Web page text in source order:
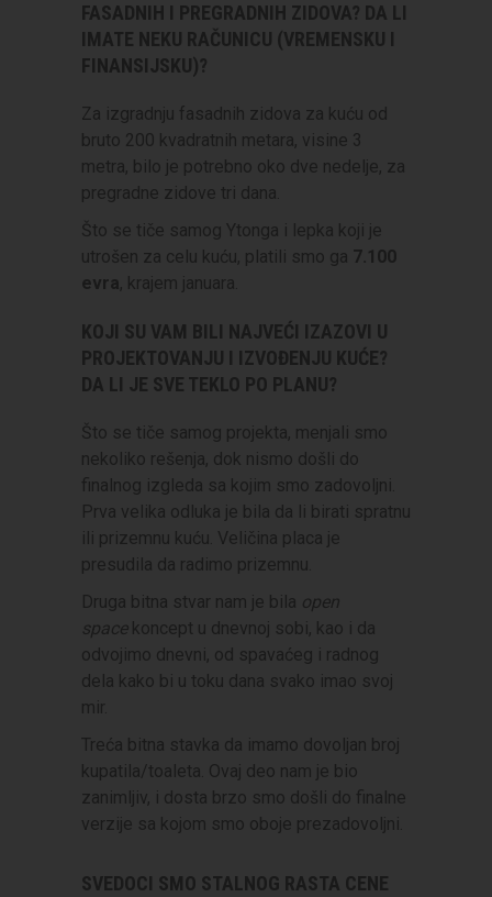
FASADNIH I PREGRADNIH ZIDOVA? DA LI
IMATE NEKU RAČUNICU (VREMENSKU I
FINANSIJSKU)?
Za izgradnju fasadnih zidova za kuću od
bruto 200 kvadratnih metara, visine 3
metra, bilo je potrebno oko dve nedelje, za
pregradne zidove tri dana.
Što se tiče samog Ytonga i lepka koji je
utrošen za celu kuću, platili smo ga 7.100
evra, krajem januara.
KOJI SU VAM BILI NAJVEĆI IZAZOVI U
PROJEKTOVANJU I IZVOĐENJU KUĆE?
DA LI JE SVE TEKLO PO PLANU?
Što se tiče samog projekta, menjali smo
nekoliko rešenja, dok nismo došli do
finalnog izgleda sa kojim smo zadovoljni.
Prva velika odluka je bila da li birati spratnu
ili prizemnu kuću. Veličina placa je
presudila da radimo prizemnu.
Druga bitna stvar nam je bila open
space koncept u dnevnoj sobi, kao i da
odvojimo dnevni, od spavaćeg i radnog
dela kako bi u toku dana svako imao svoj
mir.
Treća bitna stavka da imamo dovoljan broj
kupatila/toaleta. Ovaj deo nam je bio
zanimljiv, i dosta brzo smo došli do finalne
verzije sa kojom smo oboje prezadovoljni.
SVEDOCI SMO STALNOG RASTA CENE